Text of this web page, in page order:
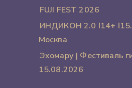
FUJI FEST 2026
ИНДИКОН 2.0 ӏ 14+ ӏ
Москва
Эхомару | Фестиваль
15.08.2026